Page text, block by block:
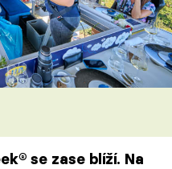
se zase blíží. Na